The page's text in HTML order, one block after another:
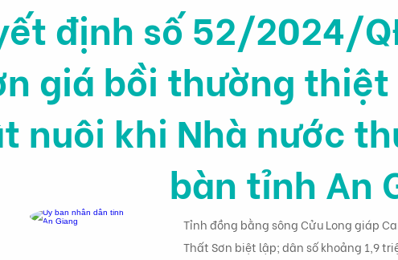
định số 52/2024/
giá bồi thường
nuôi khi Nhà nước
bàn tỉnh An
Tỉnh đồng bằng sông Cửu Long giáp
Thất Sơn biệt lập; dân số khoảng 1,9